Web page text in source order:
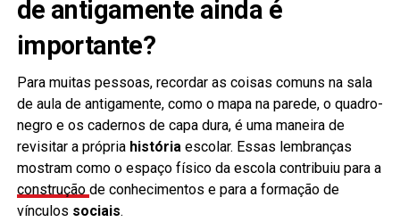
de antigamente ainda é
importante?
Para muitas pessoas, recordar as coisas comuns na sala
de aula de antigamente, como o mapa na parede, o quadro-
negro e os cadernos de capa dura, é uma maneira de
revisitar a própria históriaescolar. Essas lembranças
mostram como o espaço físico da escola contribuiu para a
construção de conhecimentos e para a formação de
vínculos sociais.